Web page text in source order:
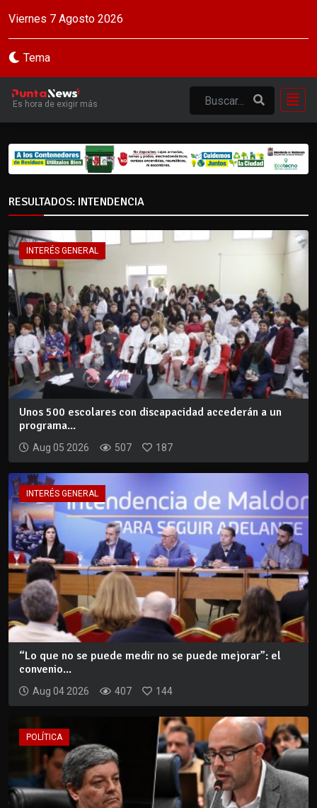
Viernes 7 Agosto 2026
Tema
Es hora de exigir más
RESULTADOS: INTENDENCIA
INTERÉS GENERAL
Unos 500 escolares con discapacidad accederán a un
programa...
Aug 05 2026 507 187
INTERÉS GENERAL
“Lo que no se puede medir no se puede mejorar”: el
convenio...
Aug 04 2026 407 144
POLÍTICA